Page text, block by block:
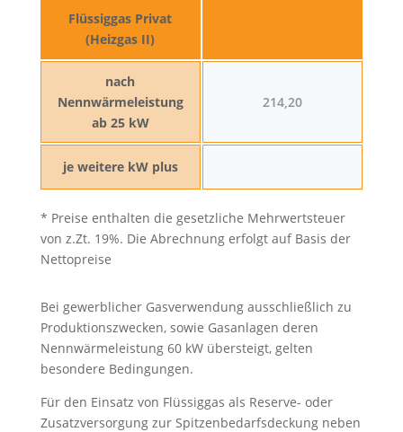
Flüssiggas Privat
(Heizgas II)
nach
Nennwärmeleistung
ab 25 kW
je weitere kW plus
214,20
* Preise enthalten die gesetzliche Mehrwertsteuer
von z.Zt. 19%. Die Abrechnung erfolgt auf Basis der
Nettopreise
Bei gewerblicher Gasverwendung ausschließlich zu
Produktionszwecken, sowie Gasanlagen deren
Nennwärmeleistung 60 kW übersteigt, gelten
besondere Bedingungen.
Für den Einsatz von Flüssiggas als Reserve- oder
Zusatzversorgung zur Spitzenbedarfsdeckung neben